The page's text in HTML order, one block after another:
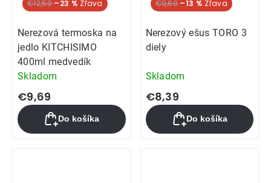
Akcia
€12,59 –23 %
Nerezová termoska na
jedlo KITCHISIMO
400ml medvedík
Skladom
€9,69
Do košíka
€9,69 –13 %
Nerezový ešus TORO 3
diely
Skladom
€8,39
Do košíka